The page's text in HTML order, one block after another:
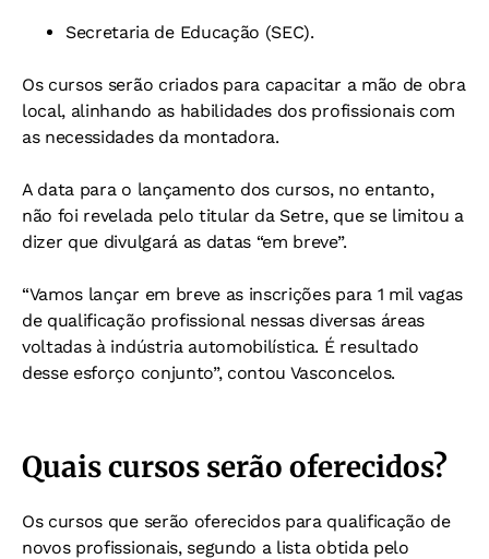
Secretaria de Educação (SEC).
Os cursos serão criados para capacitar a mão de obra
local, alinhando as habilidades dos profissionais com
as necessidades da montadora.
A data para o lançamento dos cursos, no entanto,
não foi revelada pelo titular da Setre, que se limitou a
dizer que divulgará as datas “em breve”.
“Vamos lançar em breve as inscrições para 1 mil vagas
de qualificação profissional nessas diversas áreas
voltadas à indústria automobilística. É resultado
desse esforço conjunto”, contou Vasconcelos.
Quais cursos serão oferecidos?
Os cursos que serão oferecidos para qualificação de
novos profissionais, segundo a lista obtida pelo